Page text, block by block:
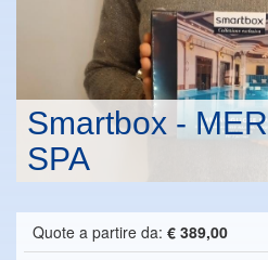
Smartbox -
SPA
Quote a partire da: € 389,00